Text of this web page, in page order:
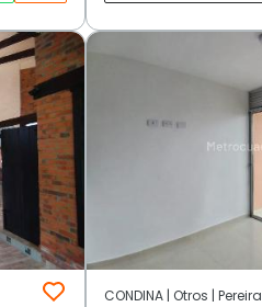
CONDINA | Otros | Pereira